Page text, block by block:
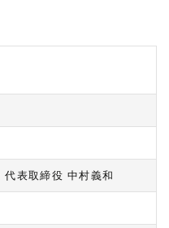
代表取締役 中村義和